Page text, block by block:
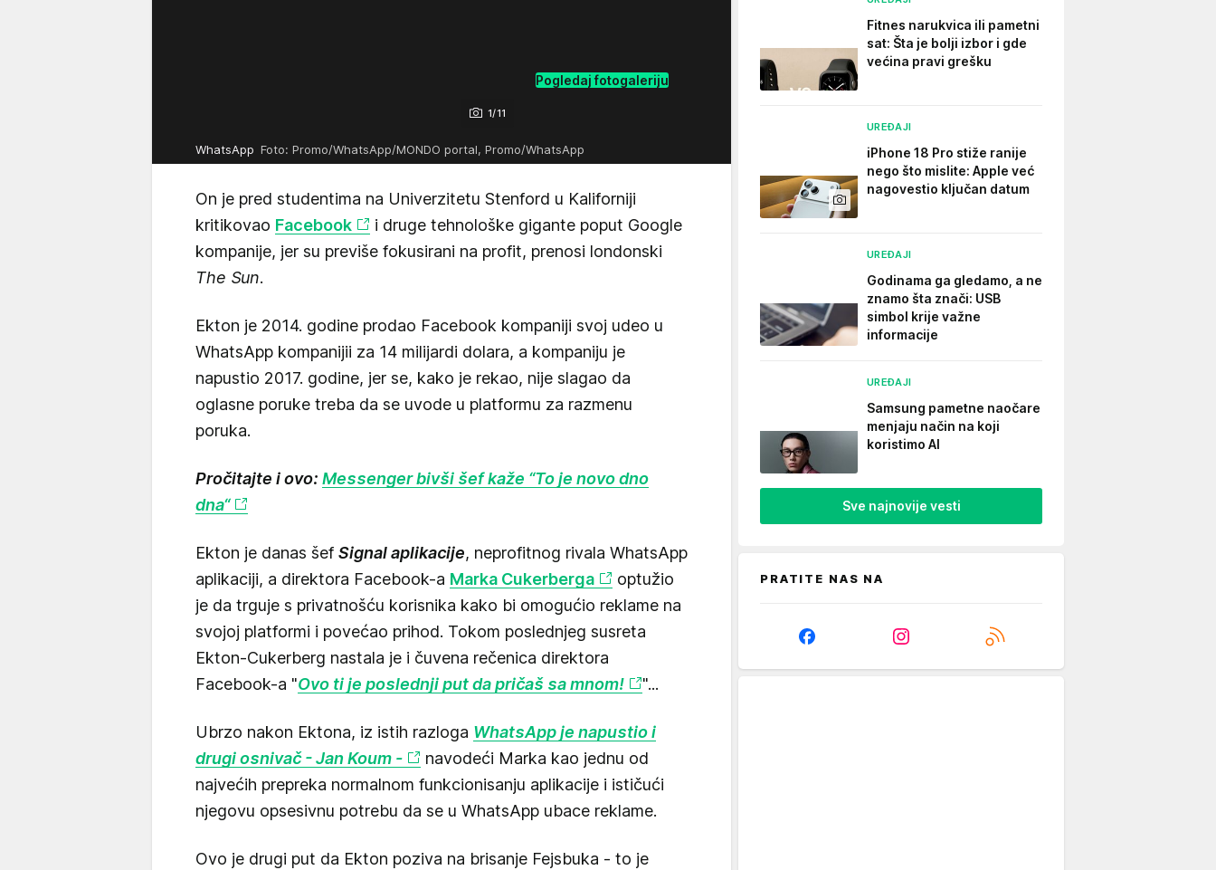
1/11
Pogledaj fotogaleriju
WhatsApp Foto: Promo/WhatsApp/MONDO portal, Promo/WhatsApp
On je pred studentima na Univerzitetu Stenford u Kaliforniji
kritikovao Facebook
i druge tehnološke gigante poput Google
kompanije, jer su previše fokusirani na profit, prenosi londonski
The Sun.
Ekton je 2014. godine prodao Facebook kompaniji svoj udeo u
WhatsApp kompanijii za 14 milijardi dolara, a kompaniju je
napustio 2017. godine, jer se, kako je rekao, nije slagao da
oglasne poruke treba da se uvode u platformu za razmenu
poruka.
Pročitajte i ovo: Messenger bivši šef kaže “To je novo dno
dna“
Ekton je danas šef Signal aplikacije, neprofitnog rivala WhatsApp
aplikaciji, a direktora Facebook-a Marka Cukerberga
optužio
je da trguje s privatnošću korisnika kako bi omogućio reklame na
svojoj platformi i povećao prihod. Tokom poslednjeg susreta
Ekton-Cukerberg nastala je i čuvena rečenica direktora
Facebook-a "Ovo ti je poslednji put da pričaš sa mnom! "...
Ubrzo nakon Ektona, iz istih razloga WhatsApp je napustio i
drugi osnivač - Jan Koum -
navodeći Marka kao jednu od
najvećih prepreka normalnom funkcionisanju aplikacije i ističući
njegovu opsesivnu potrebu da se u WhatsApp ubace reklame.
Ovo je drugi put da Ekton poziva na brisanje Fejsbuka - to je
Fitnes narukvica ili pametni
sat: Šta je bolji izbor i gde
većina pravi grešku
UREĐAJI
iPhone 18 Pro stiže ranije
nego što mislite: Apple već
nagovestio ključan datum
UREĐAJI
Godinama ga gledamo, a ne
znamo šta znači: USB
simbol krije važne
informacije
UREĐAJI
Samsung pametne naočare
menjaju način na koji
koristimo AI
Sve najnovije vesti
PRATITE NAS NA